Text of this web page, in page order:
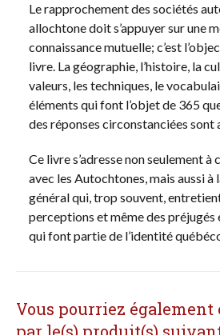
Le rapprochement des sociétés
allochtone doit s’appuyer sur une
connaissance mutuelle; c’est
livre. La géographie, l’histoire, la
valeurs, les techniques, le
éléments qui font l’objet de 365
des réponses circonstanciées sont
Ce livre s’adresse non seulement
avec les Autochtones, mais aussi à
général qui, trop souvent,
perceptions et même des préjugés
qui font partie de l’identité
Vous pourriez également